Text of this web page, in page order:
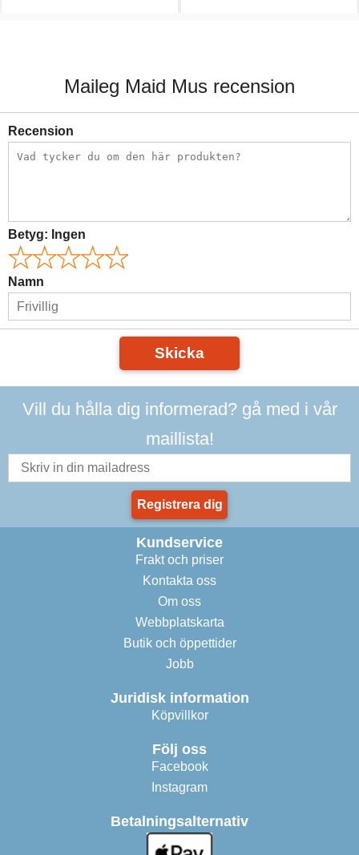
Maileg Maid Mus recension
Recension
Betyg: Ingen
Namn
Skicka
Vill du hålla dig informerad? gå med i vår
maillista!
Registrera dig
Kundservice
Frakt och priser
Kontakta oss
Om oss
Webbplatskarta
Butik och öppettider
Jobb
Juridisk information
Köpvillkor
Följ oss
Facebook
Instagram
Betalningsalternativ